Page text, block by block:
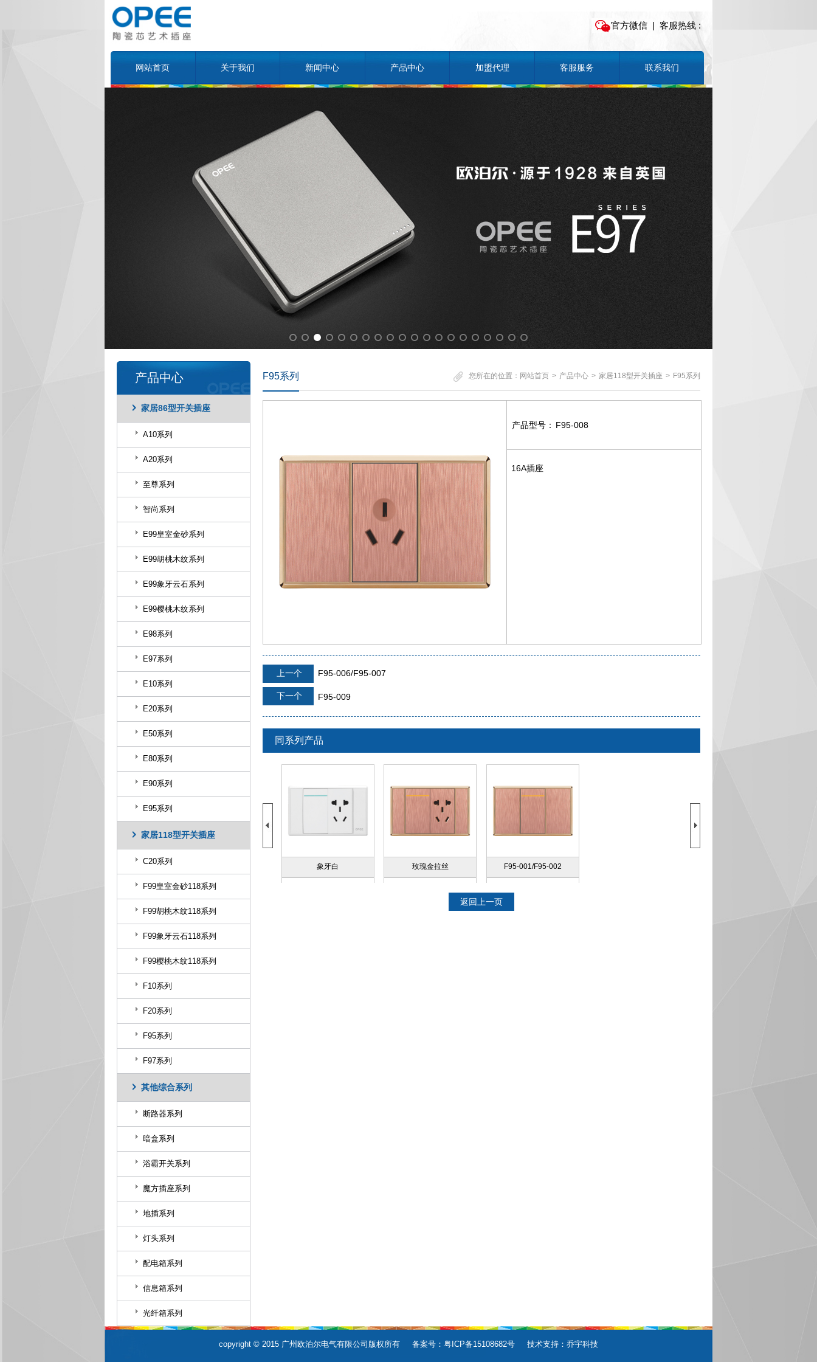
官方微信 | 客服热线 :
网站首页 关于我们 新闻中心 产品中心 加盟代理 客服服务 联系我们
产品中心
家居86型开关插座
A10系列
A20系列
至尊系列
智尚系列
E99皇室金砂系列
E99胡桃木纹系列
E99象牙云石系列
E99樱桃木纹系列
E98系列
E97系列
E10系列
E20系列
E50系列
E80系列
E90系列
E95系列
家居118型开关插座
C20系列
F99皇室金砂118系列
F99胡桃木纹118系列
F99象牙云石118系列
F99樱桃木纹118系列
F10系列
F20系列
F95系列
F97系列
其他综合系列
断路器系列
暗盒系列
浴霸开关系列
魔方插座系列
地插系列
灯头系列
配电箱系列
信息箱系列
光纤箱系列
F95系列 您所在的位置： 网站首页 > 产品中心 > 家居118型开关插座 > F95系列
产品型号： F95-008
16A插座
上一个 F95-006/F95-007
下一个 F95-009
同系列产品
象牙白 玫瑰金拉丝 F95-001/F95-002
返回上一页
copyright © 2015 广州欧泊尔电气有限公司版权所有 备案号： 粤ICP备15108682号 技术支持： 乔宇科技